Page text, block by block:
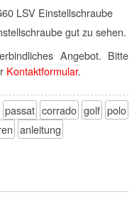
gut zu sehen.
Angebot. Bitte
Kontaktformular.
passat corrado golf polo
anleitung